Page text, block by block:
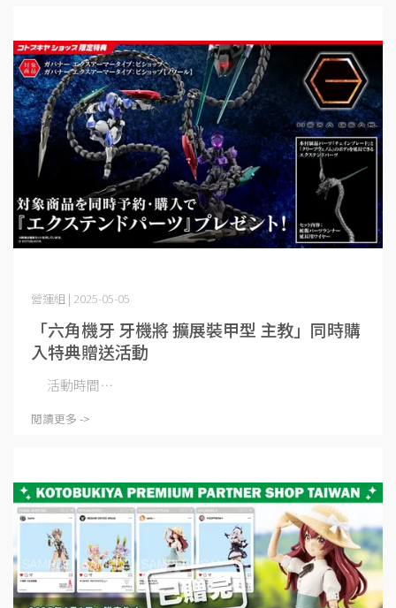
「六角機牙 牙機將 擴展裝甲型 主教」同時購
入特典贈送活動
營運組 | 2025-05-05
活動時間⋯
閱讀更多 ->